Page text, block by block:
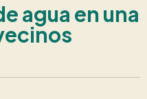
agua en una